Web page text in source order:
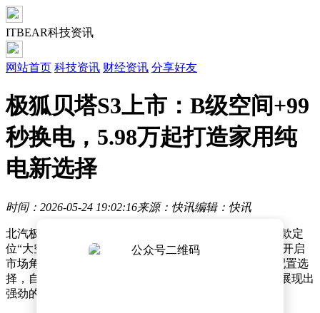
ITBEAR科技资讯
网站首页 科技资讯 财经资讯 分享好友
极狐贝塔S3上市：B级空间+99
秒换电，5.98万起打造家用纯
电新选择
时间：2026-05-24 19:02:16来源：快讯编辑：快讯
北汽极狐旗下全新纯电家轿贝塔S3在北京正式登场，这款定
位“大空间越级”的车型以5.98万-12.08万元的限时优惠价开启
市场角逐。新车同步推出充电与换电两大版本，共8款配置选
择，自4月24日启动预售以来，累计订单已突破3万台，展现出
强劲的市场潜力。